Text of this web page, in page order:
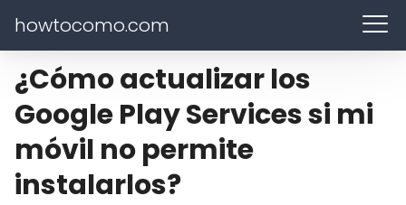
howtocomo.com
¿Cómo actualizar los
Google Play Services si mi
móvil no permite
instalarlos?